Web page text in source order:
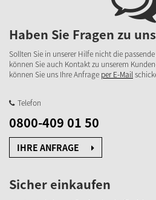
Haben Sie Fragen zu
Sollten Sie in unserer Hilfe nicht die
können Sie auch Kontakt zu unserem
können Sie uns Ihre Anfrage per E-Mail
Telefon
0800-409 01 50
IHRE ANFRAGE
Sicher einkaufen